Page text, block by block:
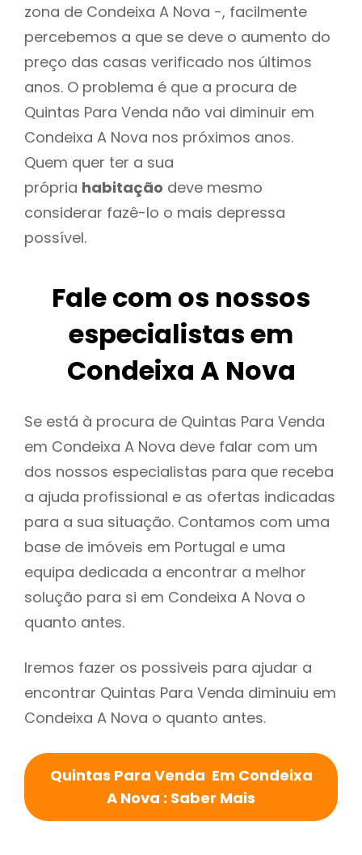
zona de Condeixa A Nova -, facilmente
percebemos a que se deve o aumento do
preço das casas verificado nos últimos
anos. O problema é que a procura de
Quintas Para Venda não vai diminuir em
Condeixa A Nova nos próximos anos.
Quem quer ter a sua
própria habitação deve mesmo
considerar fazê-lo o mais depressa
possível.
Fale com os nossos
especialistas em
Condeixa A Nova
Se está à procura de Quintas Para Venda
em Condeixa A Nova deve falar com um
dos nossos especialistas para que receba
a ajuda profissional e as ofertas indicadas
para a sua situação. Contamos com uma
base de imóveis em Portugal e uma
equipa dedicada a encontrar a melhor
solução para si em Condeixa A Nova o
quanto antes.
Iremos fazer os possiveis para ajudar a
encontrar Quintas Para Venda diminuiu em
Condeixa A Nova o quanto antes.
Quintas Para Venda Em Condeixa
A Nova : Saber Mais